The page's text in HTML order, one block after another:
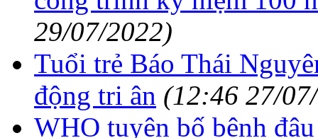
29/07/2022)
Tuổi trẻ Báo Thái
động tri ân (12:46 27/
WHO tuyên bố bệnh